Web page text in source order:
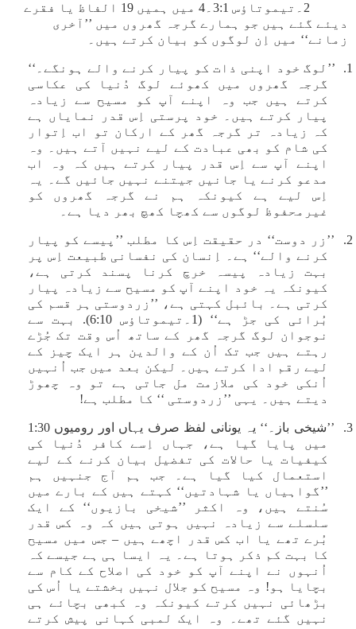
2۔تیموتاؤس 3:1۔4 میں ہمیں 19 الفاظ یا فقرے
دیئے گئے ہیں جو ہمارے گرجہ گھروں میں ’’آخری
زمانے‘‘ میں اِن لوگوں کو بیان کرتے ہیں۔
1. ’’لوگ خود اپنی ذات کو پیار کرنے والے ہونگے۔‘‘
گرجہ گھروں میں کھوئے لوگ دُنیا کی عکاسی
کرتے ہیں جب وہ اپنے آپ کو مسیح سے زیادہ
پیار کرتے ہیں۔ خود پرستی اِس قدر نمایاں ہے
کہ زیادہ تر گرجہ گھر کے ارکان تو اب اِتوار
کی شام کو بھی عبادت کے لیے نہیں آتے ہیں۔ وہ
اپنے آپ سے اِس قدر پیار کرتے ہیں کہ وہ اب
مدعو کرنے یا جانیں جیتنے نہیں جائیں گے۔ یہ
اِس لیے ہے کیونکہ ہم نے گرجہ گھروں کو
غیرمحفوظ لوگوں سے کھچا کھچ بھر دیا ہے۔
2. ’’زر دوست‘‘ در حقیقت اِس کا مطلب ’’پیسے کو پیار
کرنے والے‘‘ ہے۔ اِنسان کی نفسانی طبیعت اِس پر
بہت زیادہ پیسہ خرچ کرنا پسند کرتی ہے،
کیونکہ یہ خود اپنے آپ کو مسیح سے زیادہ پیار
کرتی ہے۔ بائبل کہتی ہے، ’’زردوستی ہر قسم کی
بُرائی کی جڑ ہے‘‘ (1۔تیموتاؤس 6:10). بہت سے
نوجوان لوگ گرجہ گھر کے ساتھ اُس وقت تک جُڑے
رہتے ہیں جب تک اُن کے والدین ہر ایک چیز کے
لیے رقم ادا کرتے ہیں۔ لیکن بعد میں جب اُنہیں
اُنکی خود کی ملازمت مل جاتی ہے تو وہ چھوڑ
دیتے ہیں۔ یہی ’’زردوستی ‘‘ کا مطلب ہے!
3. ’’شیخی باز۔‘‘ یہ یونانی لفظ صرف یہاں اور رومیوں 1:30
میں پایا گیا ہے، جہاں اِسے کافر دُنیا کی
کیفیات یا حالات کی تفضیل بیان کرنے کے لیے
استعمال کیا گیا ہے۔ جب ہم آج جنہیں ہم
’’گواہیاں یا شہادتیں‘‘ کہتے ہیں کے بارے میں
سُنتے ہیں، وہ اکثر ’’شیخی بازیوں‘‘ کے ایک
سلسلے سے زیادہ نہیں ہوتی ہیں کہ وہ کس قدر
بُرے تھے یا اب کس قدر اچھے ہیں – جس میں مسیح
کا بہت کم ذکر ہوتا ہے۔ یہ ایسا ہی ہے جیسے کہ
اُنہوں نے اپنے آپ کو خود کی اصلاح کے کام سے
بچایا ہو! وہ مسیح کو جلال نہیں بخشتے یا اُس کی
بڑھائی نہیں کرتے کیونکہ وہ کبھی بچائے ہی
نہیں گئے تھے۔ وہ ایک لمبی کہانی پیش کرتے